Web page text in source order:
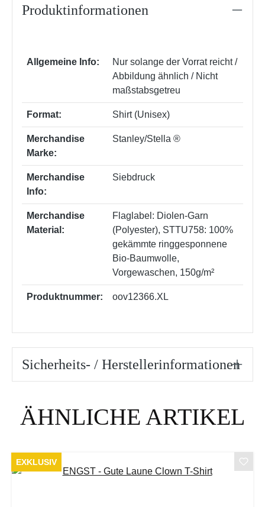
Produktinformationen
Allgemeine Info:
Nur solange der Vorrat reicht /
Abbildung ähnlich / Nicht
maßstabsgetreu
Format: Shirt (Unisex)
Merchandise
Marke:
Stanley/Stella ®
Merchandise
Info:
Siebdruck
Merchandise
Material:
Flaglabel: Diolen-Garn
(Polyester), STTU758: 100%
gekämmte ringgesponnene
Bio-Baumwolle,
Vorgewaschen, 150g/m²
Produktnummer: oov12366.XL
Sicherheits- / Herstellerinformationen
ÄHNLICHE ARTIKEL
EXKLUSIV